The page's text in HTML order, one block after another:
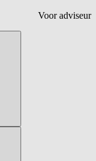
Voor adviseur